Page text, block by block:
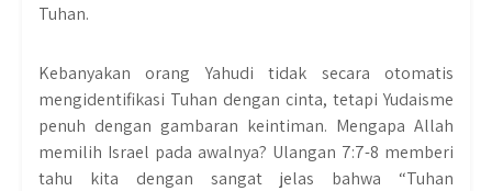
Tuhan.
Kebanyakan orang Yahudi tidak secara otomatis
mengidentifikasi Tuhan dengan cinta, tetapi Yudaisme
penuh dengan gambaran keintiman. Mengapa Allah
memilih Israel pada awalnya? Ulangan 7:7-8 memberi
tahu kita dengan sangat jelas bahwa “Tuhan